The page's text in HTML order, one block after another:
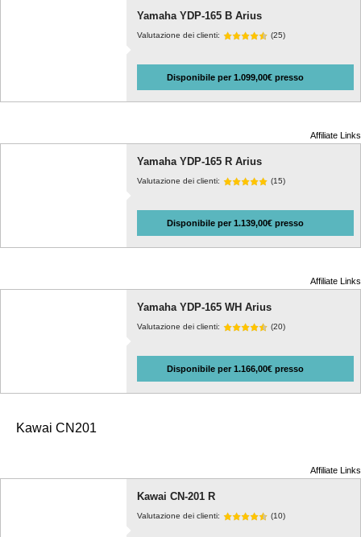
Yamaha YDP-165 B Arius
Valutazione dei clienti: (25)
Disponibile per 1.099,00€ presso
Affiliate Links
Yamaha YDP-165 R Arius
Valutazione dei clienti: (15)
Disponibile per 1.139,00€ presso
Affiliate Links
Yamaha YDP-165 WH Arius
Valutazione dei clienti: (20)
Disponibile per 1.166,00€ presso
Kawai CN201
Affiliate Links
Kawai CN-201 R
Valutazione dei clienti: (10)